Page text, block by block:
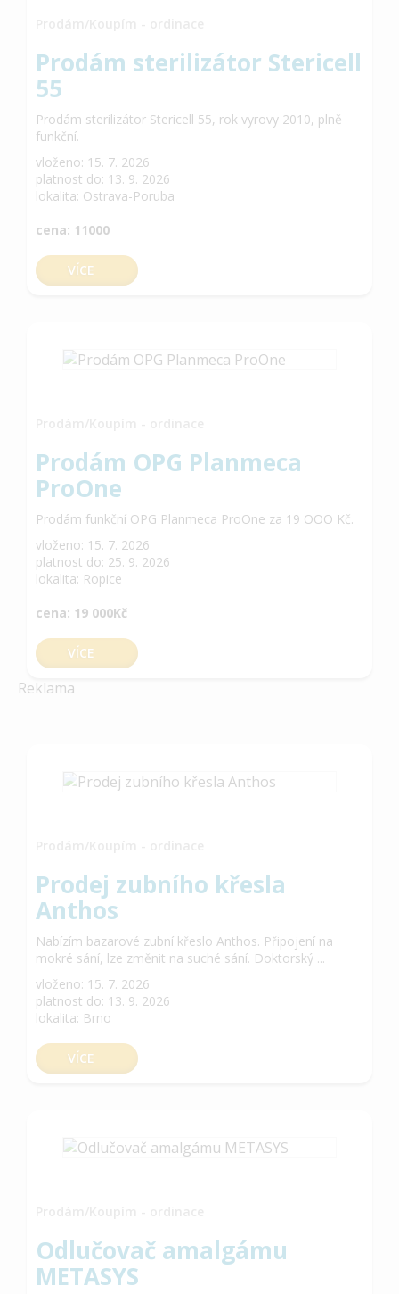
Prodám sterilizátor Stericell
55
Prodám sterilizátor Stericell 55, rok vyrovy 2010, plně
funkční.
vloženo: 15. 7. 2026
platnost do: 13. 9. 2026
lokalita: Ostrava-Poruba
cena: 11000
VÍCE
Prodám OPG Planmeca
ProOne
Prodám funkční OPG Planmeca ProOne za 19 OOO Kč.
vloženo: 15. 7. 2026
platnost do: 25. 9. 2026
lokalita: Ropice
cena: 19 000Kč
VÍCE
Reklama
Prodej zubního křesla
Anthos
Nabízím bazarové zubní křeslo Anthos. Připojení na
mokré sání, lze změnit na suché sání. Doktorský ...
vloženo: 15. 7. 2026
platnost do: 13. 9. 2026
lokalita: Brno
VÍCE
Odlučovač amalgámu
METASYS